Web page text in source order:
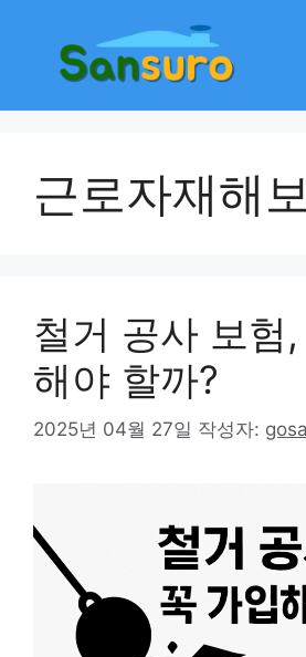
근로자재해
철거 공사 보험
해야 할까?
2025년 04월 27일 작성자: